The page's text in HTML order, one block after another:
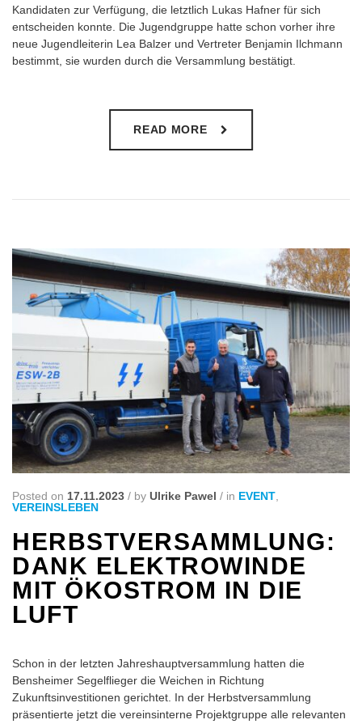
Kandidaten zur Verfügung, die letztlich Lukas Hafner für sich
entscheiden konnte. Die Jugendgruppe hatte schon vorher ihre
neue Jugendleiterin Lea Balzer und Vertreter Benjamin Ilchmann
bestimmt, sie wurden durch die Versammlung bestätigt.
READ MORE
Posted on 17.11.2023 / by Ulrike Pawel / in EVENT,
VEREINSLEBEN
HERBSTVERSAMMLUNG:
DANK ELEKTROWINDE
MIT ÖKOSTROM IN DIE
LUFT
Schon in der letzten Jahreshauptversammlung hatten die
Bensheimer Segelflieger die Weichen in Richtung
Zukunftsinvestitionen gerichtet. In der Herbstversammlung
präsentierte jetzt die vereinsinterne Projektgruppe alle relevanten